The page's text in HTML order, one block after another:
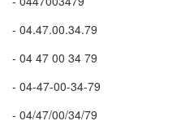
- 04.47.00.34.79
- 04 47 00 34 79
- 04-47-00-34-79
- 04/47/00/34/79